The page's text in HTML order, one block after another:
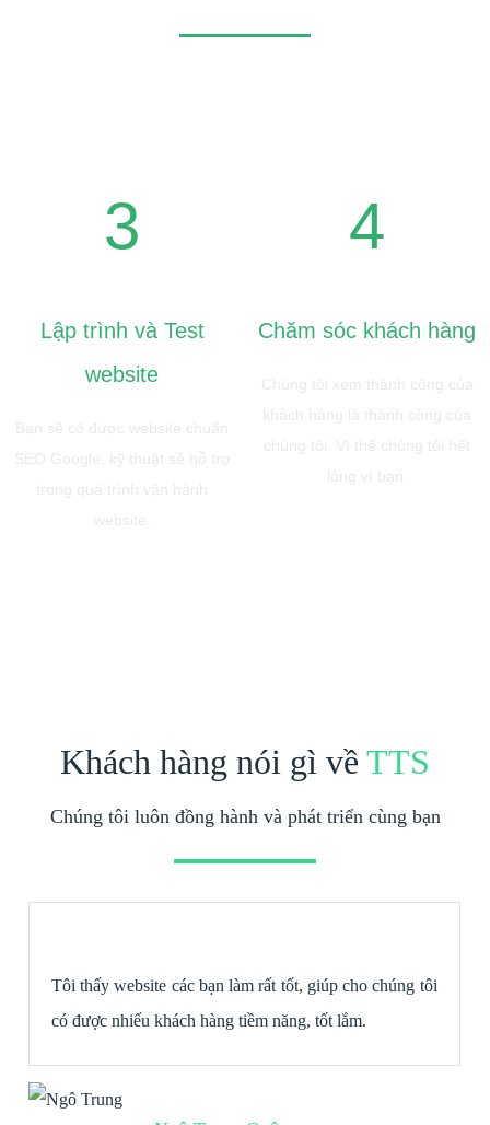
3
Lập trình và Test
website
4
Chăm sóc khách hàng
Khách hàng nói gì về TTS
Chúng tôi luôn đồng hành và phát triển cùng bạn
Tôi thấy website các bạn làm rất tốt, giúp cho chúng tôi
có được nhiếu khách hàng tiềm năng, tốt lắm.